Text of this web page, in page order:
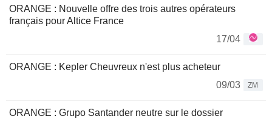
ORANGE : Nouvelle offre des trois autres opérateurs
français pour Altice France
17/04
ORANGE : Kepler Cheuvreux n'est plus acheteur
09/03
ZM
ORANGE : Grupo Santander neutre sur le dossier